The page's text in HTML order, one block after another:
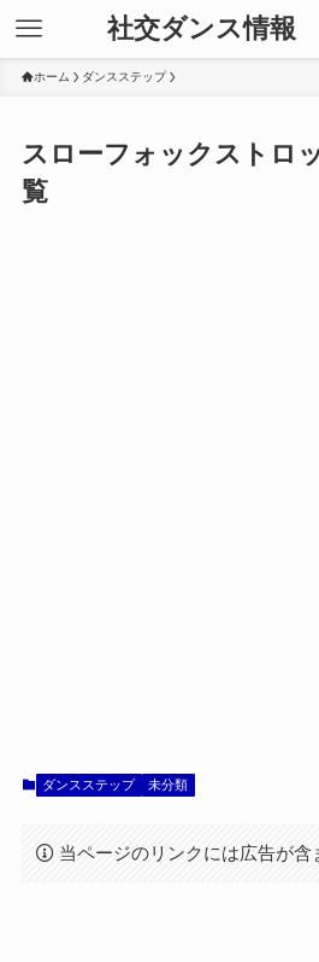
社交ダンス情報
ホーム ダンスステップ
スローフォックストロ
覧
ダンスステップ 未分類
当ページのリンクには広告が含